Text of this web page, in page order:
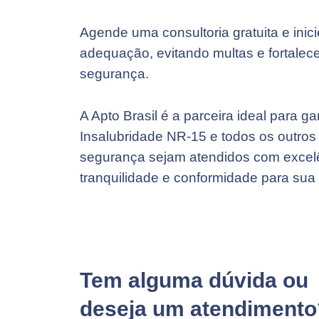
Agende uma consultoria gratuita e
adequação, evitando multas e
segurança.
A Apto Brasil é a parceira ideal para
Insalubridade NR-15 e todos os
segurança sejam atendidos com
tranquilidade e conformidade para
Tem alguma dúvida ou
deseja um